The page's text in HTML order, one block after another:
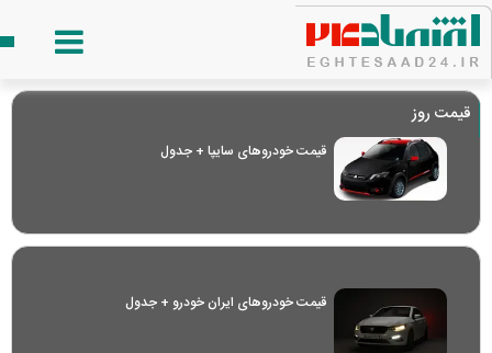
قیمت روز
قیمت خودرو‌های سایپا + جدول
قیمت خودرو‌های ایران خودرو + جدول